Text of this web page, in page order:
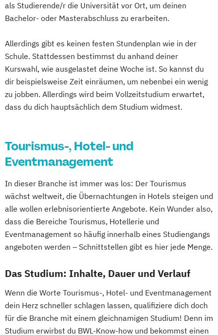
als Studierende/r die Universität vor Ort, um deinen
Bachelor- oder Masterabschluss zu erarbeiten.
Allerdings gibt es keinen festen Stundenplan wie in der
Schule. Stattdessen bestimmst du anhand deiner
Kurswahl, wie ausgelastet deine Woche ist. So kannst du
dir beispielsweise Zeit einräumen, um nebenbei ein wenig
zu jobben. Allerdings wird beim Vollzeitstudium erwartet,
dass du dich hauptsächlich dem Studium widmest.
Tourismus-, Hotel- und
Eventmanagement
In dieser Branche ist immer was los: Der Tourismus
wächst weltweit, die Übernachtungen in Hotels steigen und
alle wollen erlebnisorientierte Angebote. Kein Wunder also,
dass die Bereiche Tourismus, Hotellerie und
Eventmanagement so häufig innerhalb eines Studiengangs
angeboten werden – Schnittstellen gibt es hier jede Menge.
Das Studium: Inhalte, Dauer und Verlauf
Wenn die Worte Tourismus-, Hotel- und Eventmanagement
dein Herz schneller schlagen lassen, qualifiziere dich doch
für die Branche mit einem gleichnamigen Studium! Denn im
Studium erwirbst du BWL-Know-how und bekommst einen